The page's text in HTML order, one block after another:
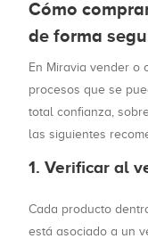
Cómo
de forma
En Miravia vender o
procesos que se
total confianza,
las siguientes
1. Verificar al
Cada producto
está asociado a un